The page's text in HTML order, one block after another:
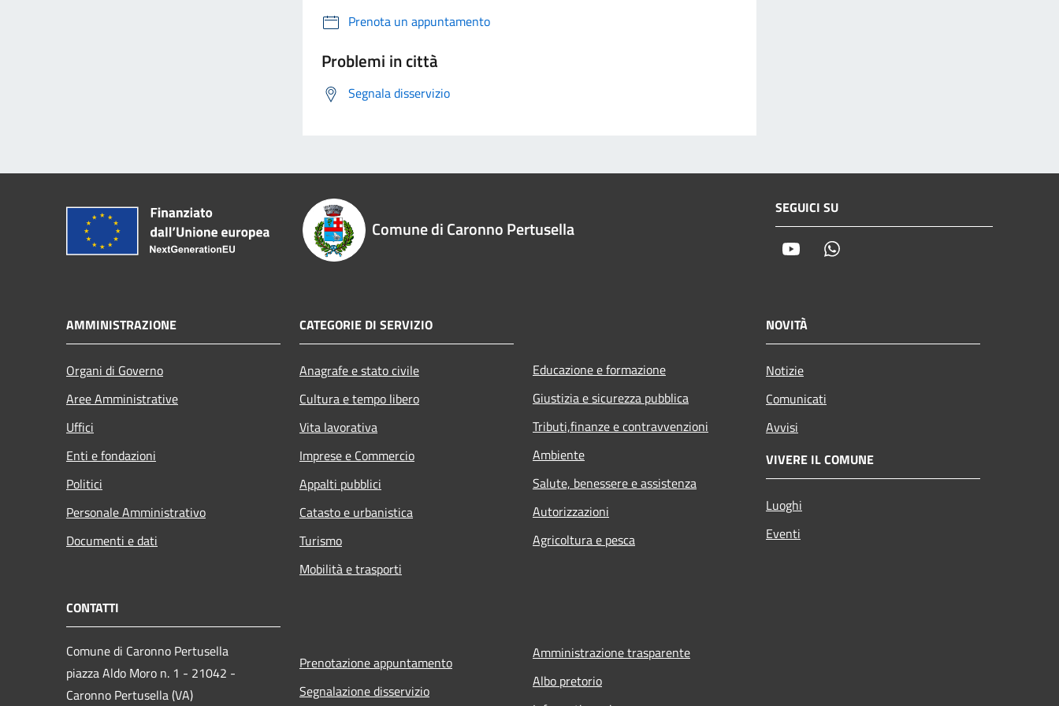
Prenota un appuntamento
Problemi in città
Segnala disservizio
Comune di Caronno Pertusella
SEGUICI SU
Youtube
AMMINISTRAZIONE
Organi di Governo
Aree Amministrative
Uffici
Enti e fondazioni
Politici
Personale Amministrativo
Documenti e dati
CATEGORIE DI SERVIZIO
Anagrafe e stato civile
Cultura e tempo libero
Vita lavorativa
Imprese e Commercio
Appalti pubblici
Catasto e urbanistica
Turismo
Mobilità e trasporti
Educazione e formazione
Giustizia e sicurezza pubblica
Tributi,finanze e contravvenzioni
Ambiente
Salute, benessere e assistenza
Autorizzazioni
Agricoltura e pesca
NOVITÀ
Notizie
Comunicati
Avvisi
VIVERE IL COMUNE
Luoghi
Eventi
CONTATTI
Comune di Caronno Pertusella
piazza Aldo Moro n. 1 - 21042 -
Caronno Pertusella (VA)
Prenotazione appuntamento
Segnalazione disservizio
Amministrazione trasparente
Albo pretorio